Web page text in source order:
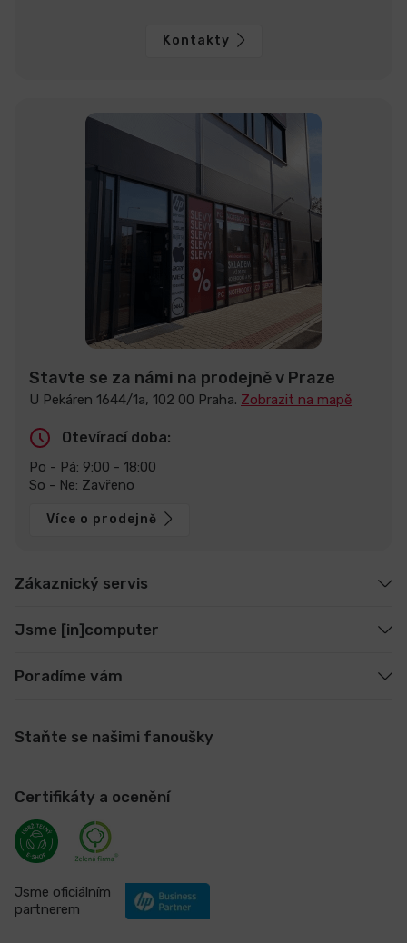
Kontakty
Stavte se za námi na prodejně v Praze
U Pekáren 1644/1a, 102 00 Praha. Zobrazit na mapě
Otevírací doba:
Po - Pá: 9:00 - 18:00
So - Ne: Zavřeno
Více o prodejně
Zákaznický servis
Jsme [in]computer
Poradíme vám
Staňte se našimi fanoušky
Certifikáty a ocenění
Jsme oficiálním
partnerem